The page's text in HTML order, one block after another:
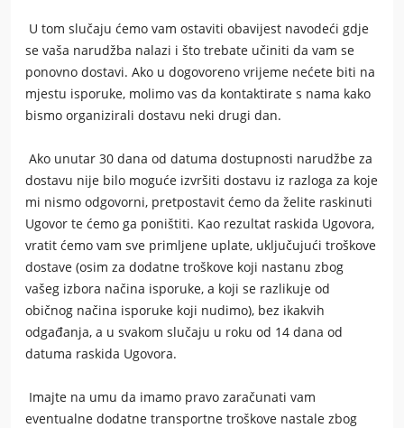
U tom slučaju ćemo vam ostaviti obavijest navodeći gdje
se vaša narudžba nalazi i što trebate učiniti da vam se
ponovno dostavi. Ako u dogovoreno vrijeme nećete biti na
mjestu isporuke, molimo vas da kontaktirate s nama kako
bismo organizirali dostavu neki drugi dan.
Ako unutar 30 dana od datuma dostupnosti narudžbe za
dostavu nije bilo moguće izvršiti dostavu iz razloga za koje
mi nismo odgovorni, pretpostavit ćemo da želite raskinuti
Ugovor te ćemo ga poništiti. Kao rezultat raskida Ugovora,
vratit ćemo vam sve primljene uplate, uključujući troškove
dostave (osim za dodatne troškove koji nastanu zbog
vašeg izbora načina isporuke, a koji se razlikuje od
običnog načina isporuke koji nudimo), bez ikakvih
odgađanja, a u svakom slučaju u roku od 14 dana od
datuma raskida Ugovora.
Imajte na umu da imamo pravo zaračunati vam
eventualne dodatne transportne troškove nastale zbog